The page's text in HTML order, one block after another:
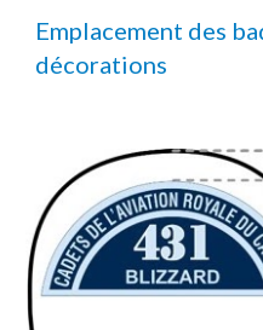
Emplacement des
décorations